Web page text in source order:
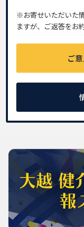
※お寄せいただいた
ますが、ご返答をお
ご